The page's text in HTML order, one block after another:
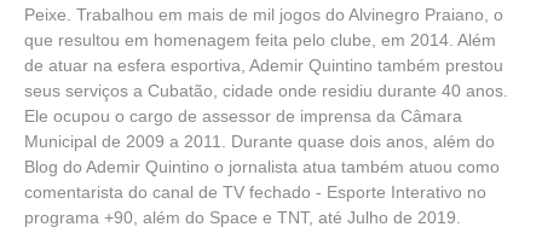
Peixe. Trabalhou em mais de mil jogos do Alvinegro Praiano, o
que resultou em homenagem feita pelo clube, em 2014. Além
de atuar na esfera esportiva, Ademir Quintino também prestou
seus serviços a Cubatão, cidade onde residiu durante 40 anos.
Ele ocupou o cargo de assessor de imprensa da Câmara
Municipal de 2009 a 2011. Durante quase dois anos, além do
Blog do Ademir Quintino o jornalista atua também atuou como
comentarista do canal de TV fechado - Esporte Interativo no
programa +90, além do Space e TNT, até Julho de 2019.